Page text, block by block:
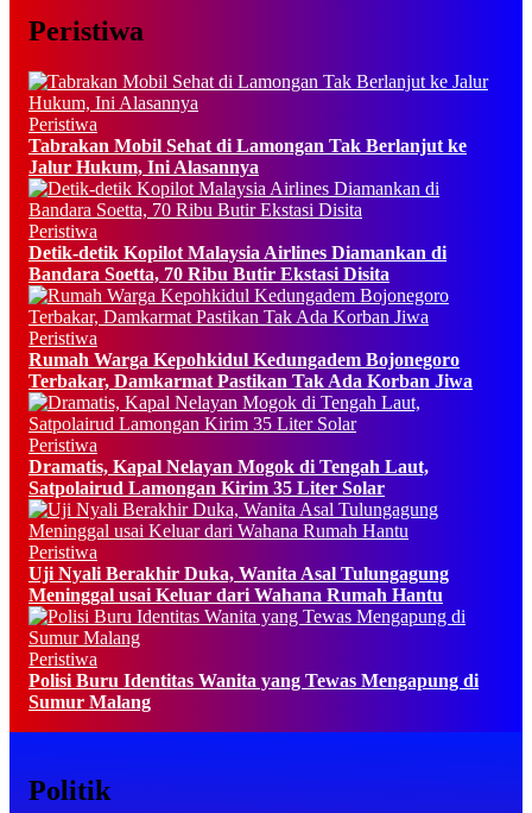
Peristiwa
Peristiwa
Tabrakan Mobil Sehat di Lamongan Tak Berlanjut ke
Jalur Hukum, Ini Alasannya
Peristiwa
Detik-detik Kopilot Malaysia Airlines Diamankan di
Bandara Soetta, 70 Ribu Butir Ekstasi Disita
Peristiwa
Rumah Warga Kepohkidul Kedungadem Bojonegoro
Terbakar, Damkarmat Pastikan Tak Ada Korban Jiwa
Peristiwa
Dramatis, Kapal Nelayan Mogok di Tengah Laut,
Satpolairud Lamongan Kirim 35 Liter Solar
Peristiwa
Uji Nyali Berakhir Duka, Wanita Asal Tulungagung
Meninggal usai Keluar dari Wahana Rumah Hantu
Peristiwa
Polisi Buru Identitas Wanita yang Tewas Mengapung di
Sumur Malang
Politik